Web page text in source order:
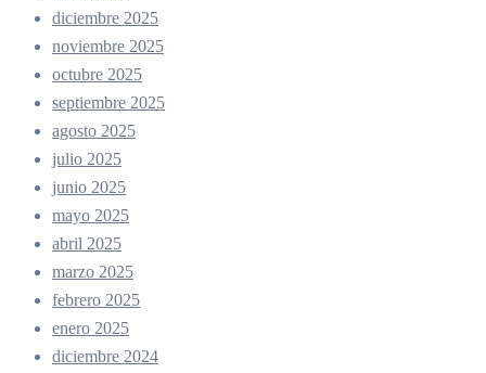
diciembre 2025
noviembre 2025
octubre 2025
septiembre 2025
agosto 2025
julio 2025
junio 2025
mayo 2025
abril 2025
marzo 2025
febrero 2025
enero 2025
diciembre 2024